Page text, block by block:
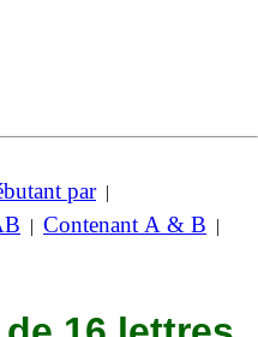
par|
| Contenant A & B |